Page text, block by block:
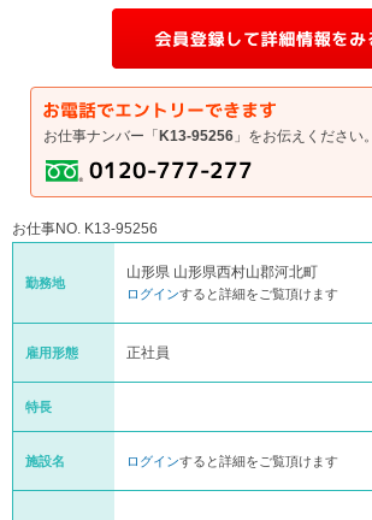
お仕事ナンバー「 K13-95256 」をお伝えください。
お仕事NO. K13-95256
勤務地
山形県 山形県西村山郡河北町
ログインすると詳細をご覧頂けます
雇用形態 正社員
特長
施設名 ログインすると詳細をご覧頂けます